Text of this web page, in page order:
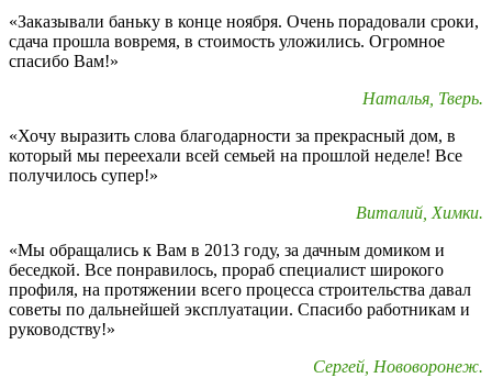
«Заказывали баньку в конце ноября. Очень порадовали сроки,
сдача прошла вовремя, в стоимость уложились. Огромное
спасибо Вам!»
Наталья, Тверь.
«Хочу выразить слова благодарности за прекрасный дом, в
который мы переехали всей семьей на прошлой неделе! Все
получилось супер!»
Виталий, Химки.
«Мы обращались к Вам в 2013 году, за дачным домиком и
беседкой. Все понравилось, прораб специалист широкого
профиля, на протяжении всего процесса строительства давал
советы по дальнейшей эксплуатации. Спасибо работникам и
руководству!»
Сергей, Нововоронеж.